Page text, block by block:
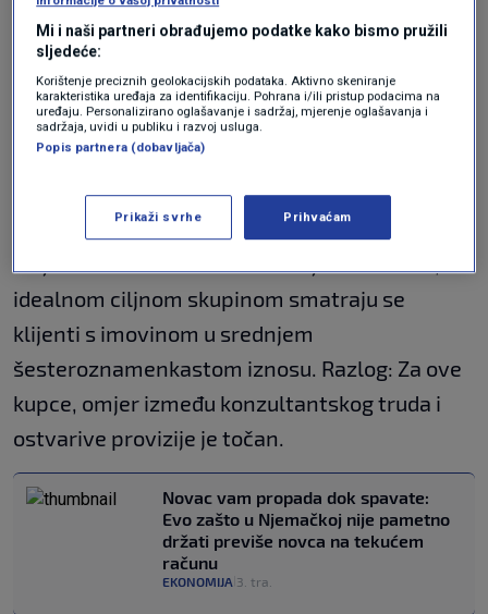
banaka s imovinom od 30 milijuna eura ili
više
Bogati klijenti u banci:
Milijunaši nisu u fokusu
Iznenađujuće, superbogati nisu na vrhu liste
idealnom ciljnom skupinom smatraju se
klijenti s imovinom u srednjem
šesteroznamenkastom iznosu. Razlog: Za ove
kupce, omjer između konzultantskog truda i
ostvarive provizije je točan.
Novac vam propada dok spavate:
Evo zašto u Njemačkoj nije pametno
držati previše novca na tekućem
računu
EKONOMIJA 3. tra.
Mi i naši partneri obrađujemo podatke kako bismo pružili
sljedeće:
Korištenje preciznih geolokacijskih podataka. Aktivno skeniranje
karakteristika uređaja za identifikaciju. Pohrana i/ili pristup podacima na
uređaju. Personalizirano oglašavanje i sadržaj, mjerenje oglašavanja i
sadržaja, uvidi u publiku i razvoj usluga.
Popis partnera (dobavljača)
Prikaži svrhe Prihvaćam